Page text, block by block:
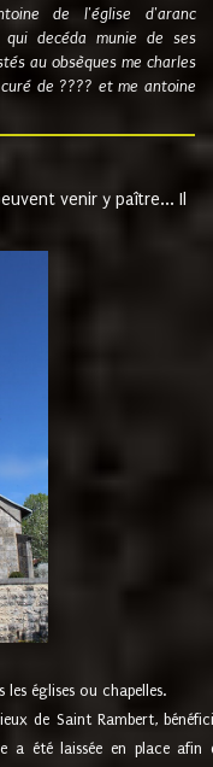
de l'église d'aranc
qui decéda munie de ses
au obsèques me charles
de ???? et me antoine
venir y paître... Il
églises ou chapelles.
de Saint Rambert,
a été laissée en place